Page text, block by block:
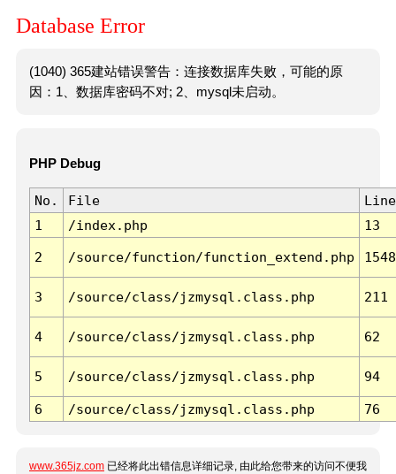
Database Error
(1040) 365建站错误警告：连接数据库失败，可能的原
因：1、数据库密码不对; 2、mysql未启动。
PHP Debug
No. File
Line
1
/index.php 13
2 /source/function/function_extend.php 1548
3 /source/class/jzmysql.class.php 211
4 /source/class/jzmysql.class.php 62
5 /source/class/jzmysql.class.php 94
6 /source/class/jzmysql.class.php 76
www.365jz.com 已经将此出错信息详细记录, 由此给您带来的访问不便我